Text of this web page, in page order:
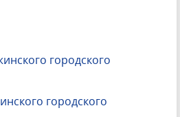
городского
городского